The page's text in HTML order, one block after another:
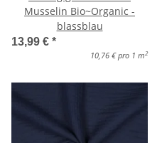
Musselin Bio~Organic -
blassblau
13,99 € *
10,76 € pro 1 m 2